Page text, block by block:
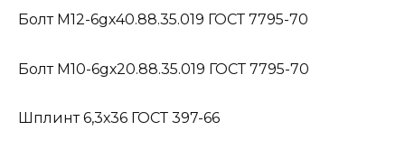
Болт М12-6gх40.88.35.019 ГОСТ 7795-70
Болт М10-6gх20.88.35.019 ГОСТ 7795-70
Шплинт 6,3х36 ГОСТ 397-66